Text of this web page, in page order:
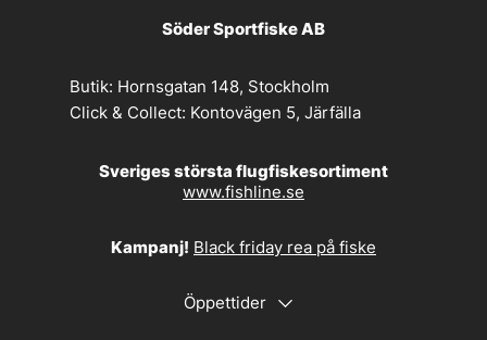
Söder Sportfiske AB
Butik: Hornsgatan 148, Stockholm
Click & Collect: Kontovägen 5, Järfälla
Sveriges största flugfiskesortiment
www.fishline.se
Kampanj! Black friday rea på fiske
Öppettider